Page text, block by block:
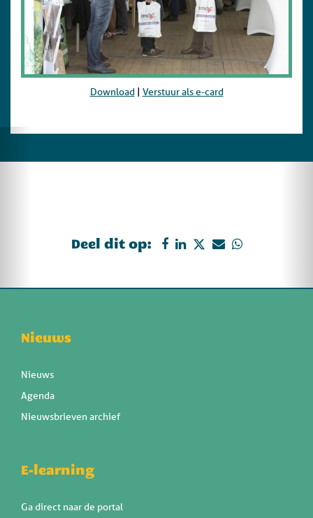
Download| Verstuur als e-card
Deel dit op:
Nieuws
Nieuws
Agenda
Nieuwsbrieven archief
E-learning
Ga direct naar de portal